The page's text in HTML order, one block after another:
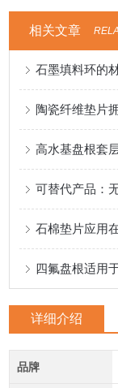
相关文章
石墨填料环的
陶瓷纤维垫片
石棉垫片应用
详细介绍
品牌